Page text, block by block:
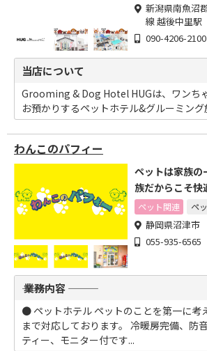
新潟県南魚沼
線 越後中里駅
090-4206-2100
当店について
Grooming & Dog Hotel HUGは、ワンち
お預かりするペットホテル&グルーミング
わんこのパフィー
ペットは家族の
族だからこそ快
い。
ペット関連 ペ
静岡県沼津市
055-935-6565
――― 業務内容 ―――
● ペットホテル ペットのことを第一に考
まで対応しております。 冷暖房完備、防
ティー、モニター付です...